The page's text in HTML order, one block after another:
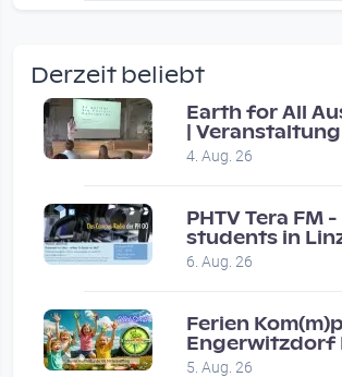
Vor 2 weeks 3 days
Coole Sendung, tolle…
Vor 1 month 2 weeks
Eure Show war super :-)…
Vor 1 month 2 weeks
Derzeit beliebt
Earth for All
|
8.7.2024
4. Aug. 26
PHTV Tera FM
students in
people on road
6. Aug. 26
Ferien
Engerwitzdorf
Hundestunde
5. Aug. 26